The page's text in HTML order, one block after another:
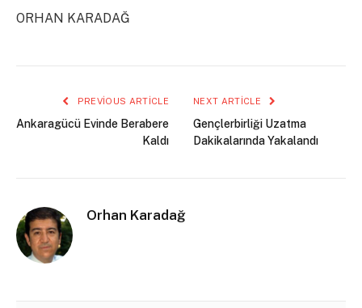
ORHAN KARADAĞ
PREVIOUS ARTICLE
Ankaragücü Evinde Berabere
Kaldı
NEXT ARTICLE
Gençlerbirliği Uzatma
Dakikalarında Yakalandı
Orhan Karadağ